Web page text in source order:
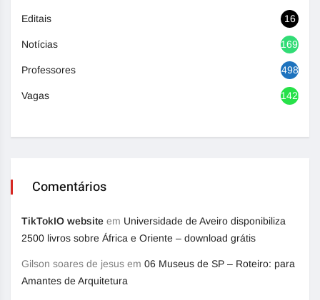
Editais 16
Notícias 1692
Professores 498
Vagas 1420
Comentários
TikTokIO website em Universidade de Aveiro disponibiliza
2500 livros sobre África e Oriente – download grátis
Gilson soares de jesus em 06 Museus de SP – Roteiro: para
Amantes de Arquitetura